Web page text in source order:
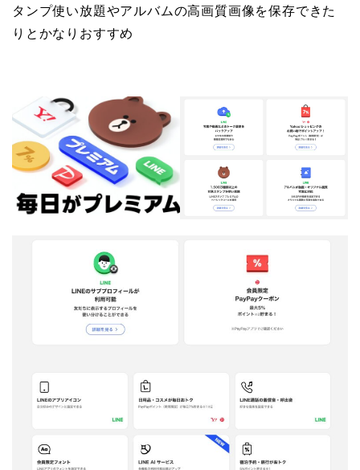
タンプ使い放題やアルバムの高画質画像を保存できた
りとかなりおすすめ